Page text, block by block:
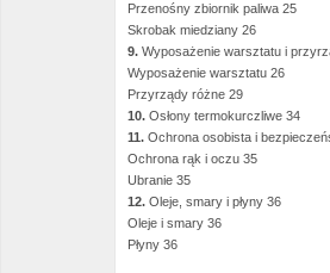
Przenośny zbiornik paliwa 25
Skrobak miedziany 26
9. Wyposażenie warsztatu i
Wyposażenie warsztatu 26
Przyrządy różne 29
10. Osłony termokurczliwe 34
11. Ochrona osobista i
Ochrona rąk i oczu 35
Ubranie 35
12. Oleje, smary i płyny 36
Oleje i smary 36
Płyny 36